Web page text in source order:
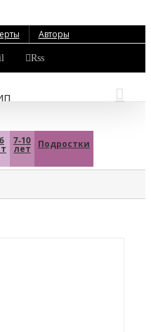
Авторы
Rss
7-10
лет Подростки